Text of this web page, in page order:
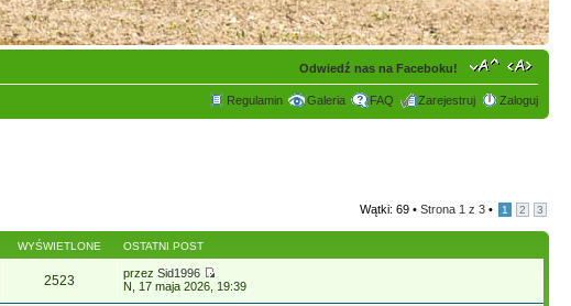
Odwiedź nas na Faceboku!
Regulamin Galeria FAQ Zarejestruj Zaloguj
Wątki: 69 • Strona 1 z 3 • 1 2 3
WYŚWIETLONE OSTATNI POST
2523 przezSid1996
N, 17 maja 2026, 19:39